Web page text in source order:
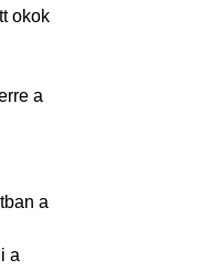
okok
a
a
a